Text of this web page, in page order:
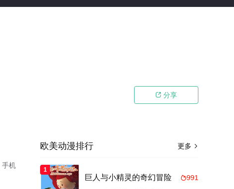
 分享
手机
更多 
欧美动漫排行
1
991
巨人与小精灵的奇幻冒险